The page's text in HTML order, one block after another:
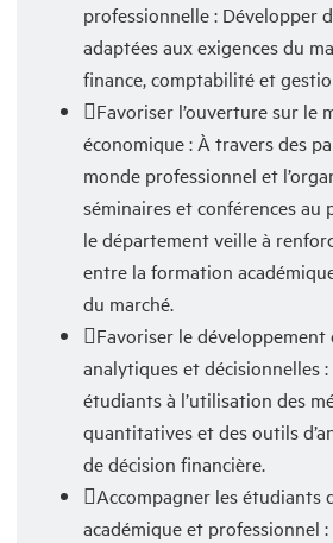
professionnelle : Développer
adaptées aux exigences du
finance, comptabilité et
Favoriser l’ouverture sur le
économique : À travers des
monde professionnel et
séminaires et conférences
le département veille à
entre la formation
du marché.
Favoriser le développement
analytiques et décisionnelles
étudiants à l’utilisation des
quantitatives et des outils
de décision financière.
Accompagner les étudiants
académique et professionnel